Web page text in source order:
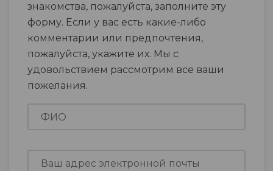
знакомства, пожалуйста, заполните эту
форму. Если у вас есть какие-либо
комментарии или предпочтения,
пожалуйста, укажите их. Мы с
удовольствием рассмотрим все ваши
пожелания.